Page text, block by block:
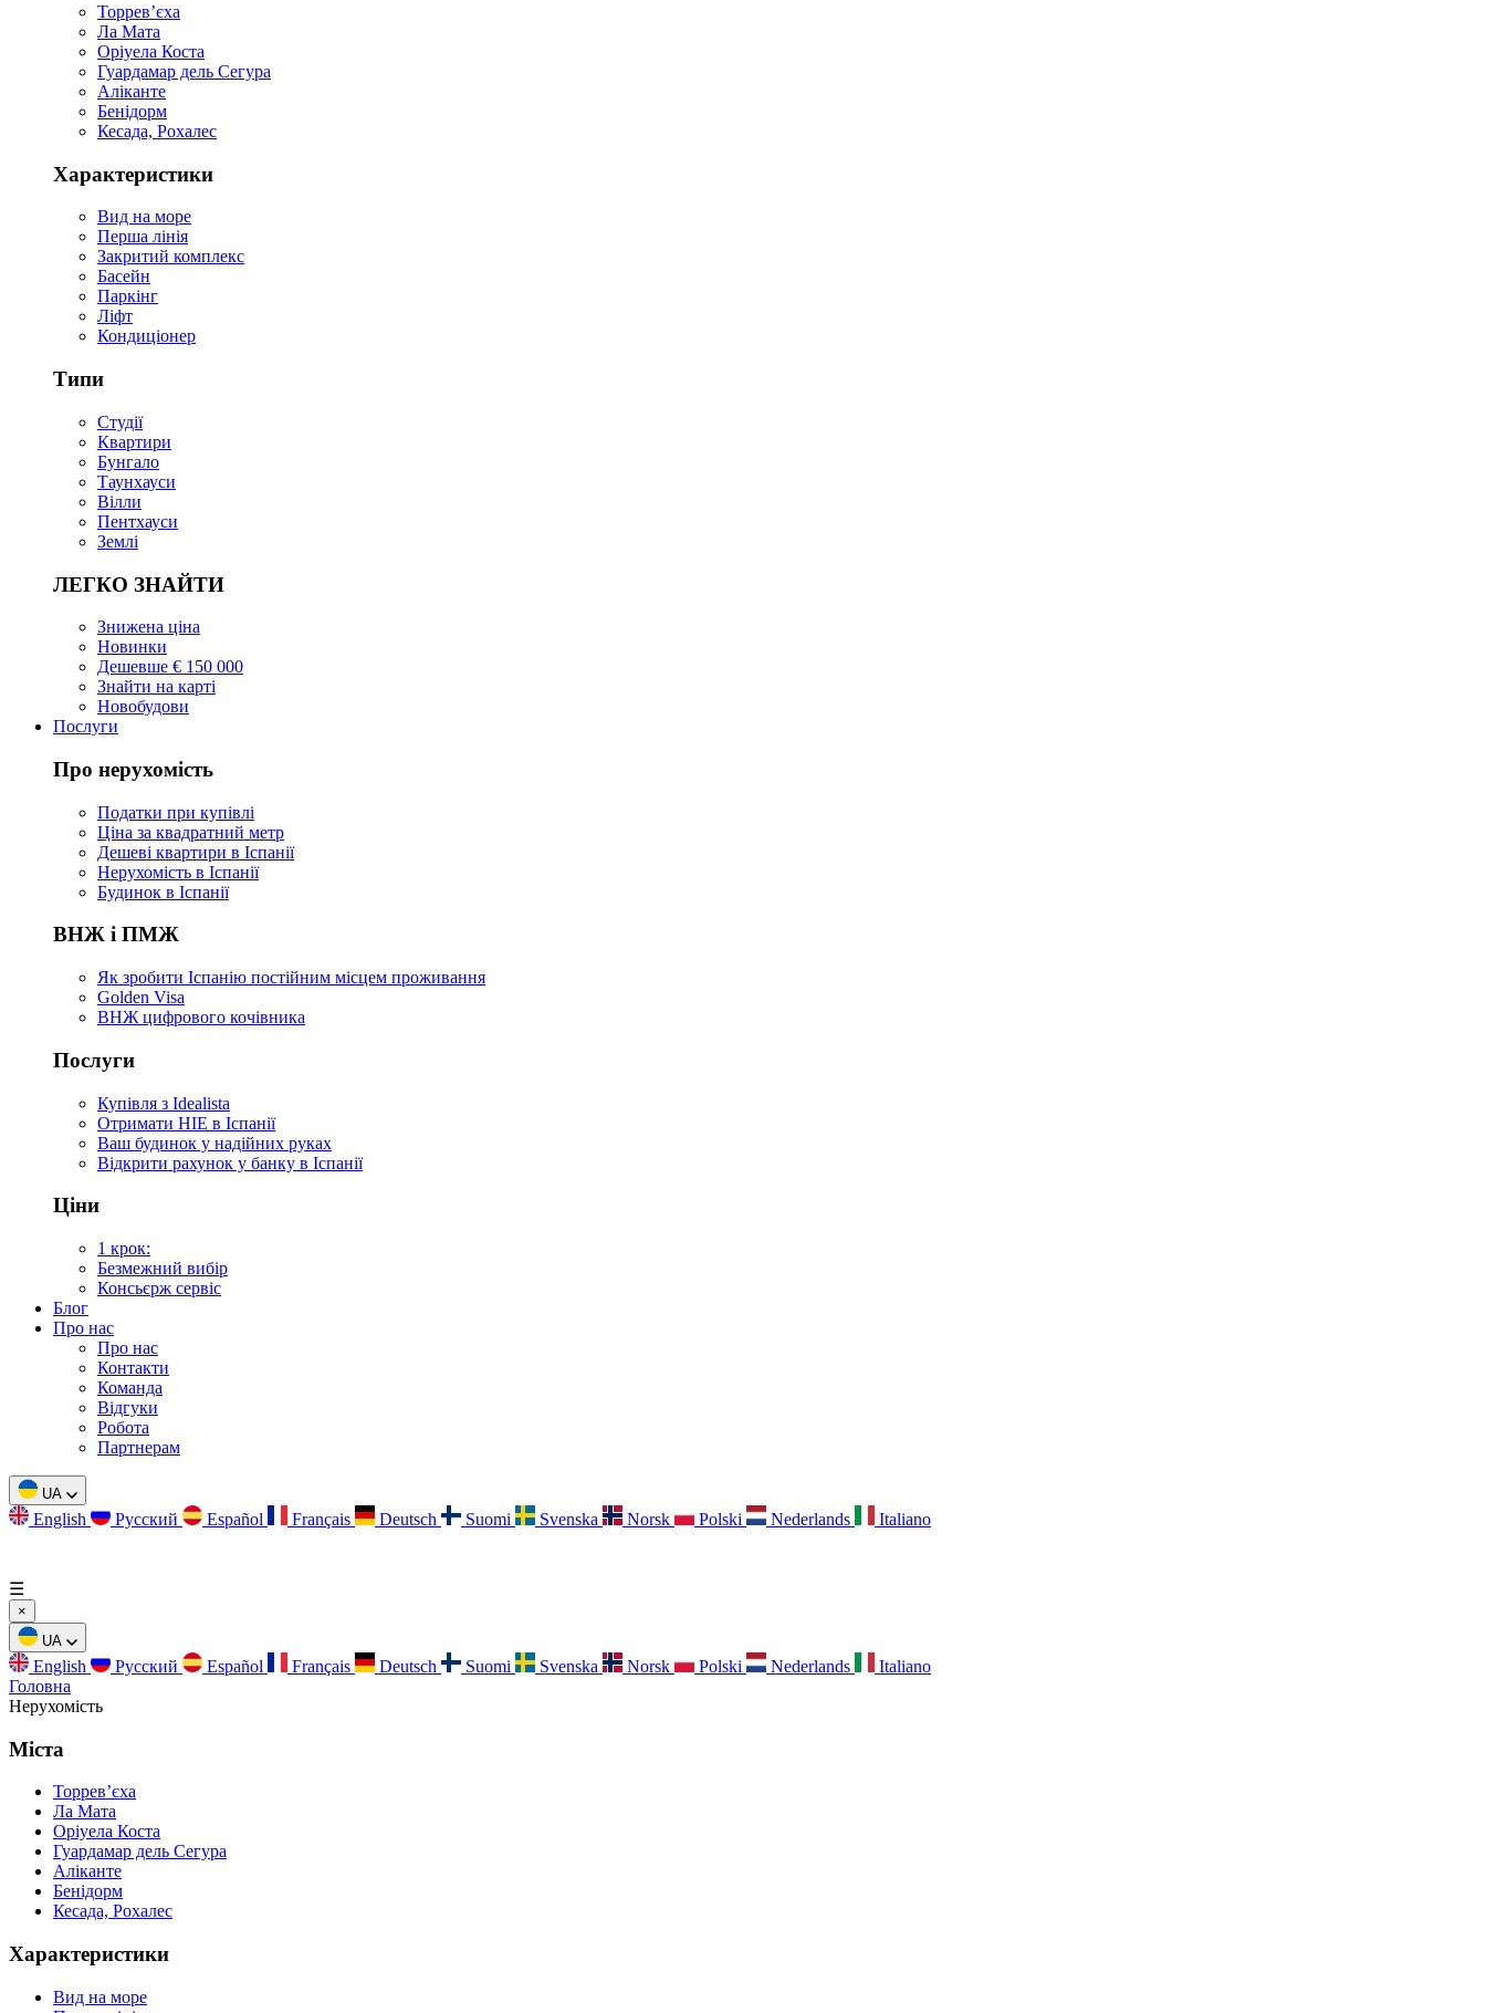
Торревʼєха
Ла Мата
Оріуела Коста
Гуардамар дель Сегура
Аліканте
Бенідорм
Кесада, Рохалес
Характеристики
Вид на море
Перша лінія
Закритий комплекс
Басейн
Паркінг
Ліфт
Кондиціонер
Типи
Студії
Квартири
Бунгало
Таунхауси
Вілли
Пентхауси
Землі
ЛЕГКО ЗНАЙТИ
Знижена ціна
Новинки
Дешевше € 150 000
Знайти на карті
Новобудови
Послуги
Про нерухомість
Податки при купівлі
Ціна за квадратний метр
Дешеві квартири в Іспанії
Нерухомість в Іспанії
Будинок в Іспанії
ВНЖ і ПМЖ
Як зробити Іспанію постійним місцем проживання
Golden Visa
ВНЖ цифрового кочівника
Послуги
Купівля з Idealista
Отримати НІЕ в Іспанії
Ваш будинок у надійних руках
Відкрити рахунок у банку в Іспанії
Ціни
1 крок:
Безмежний вибір
Консьєрж сервіс
Блог
Про нас
Про нас
Контакти
Команда
Відгуки
Робота
Партнерам
UA
English Русский Español Français Deutsch Suomi Svenska Norsk Polski Nederlands Italiano
☰
×
UA
English Русский Español Français Deutsch Suomi Svenska Norsk Polski Nederlands
Italiano
Головна
Нерухомість
Міста
Торревʼєха
Ла Мата
Оріуела Коста
Гуардамар дель Сегура
Аліканте
Бенідорм
Кесада, Рохалес
Характеристики
Вид на море